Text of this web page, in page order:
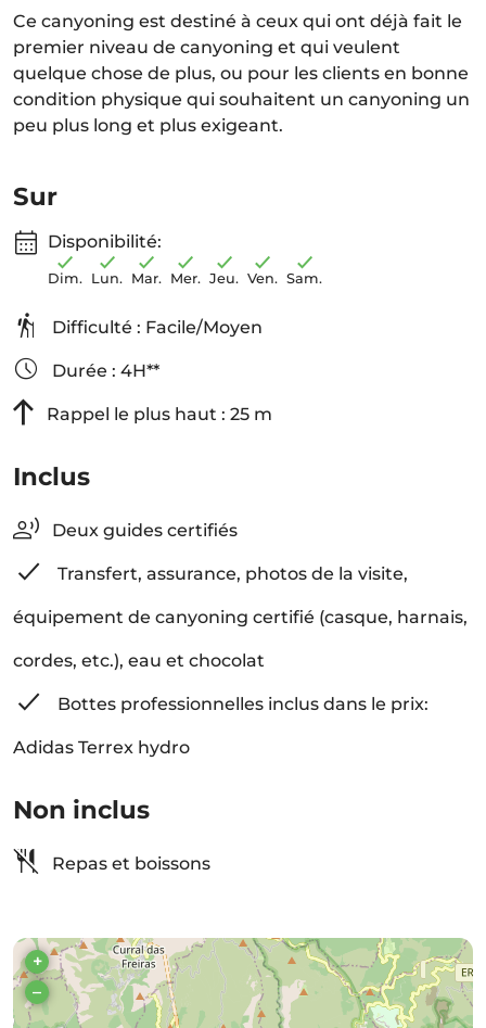
Ce canyoning est destiné à ceux qui ont déjà fait le
premier niveau de canyoning et qui veulent
quelque chose de plus, ou pour les clients en bonne
condition physique qui souhaitent un canyoning un
peu plus long et plus exigeant.
Sur
Disponibilité:
Dim. Lun. Mar. Mer. Jeu. Ven. Sam.
Difficulté : Facile/Moyen
Durée : 4H**
Rappel le plus haut : 25 m
Inclus
Deux guides certifiés
Transfert, assurance, photos de la visite,
équipement de canyoning certifié (casque, harnais,
cordes, etc.), eau et chocolat
Bottes professionnelles inclus dans le prix:
Adidas Terrex hydro
Non inclus
Repas et boissons
+
–